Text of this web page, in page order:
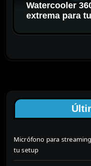
Watercooler
extrema para
Micrófono para
tu setup